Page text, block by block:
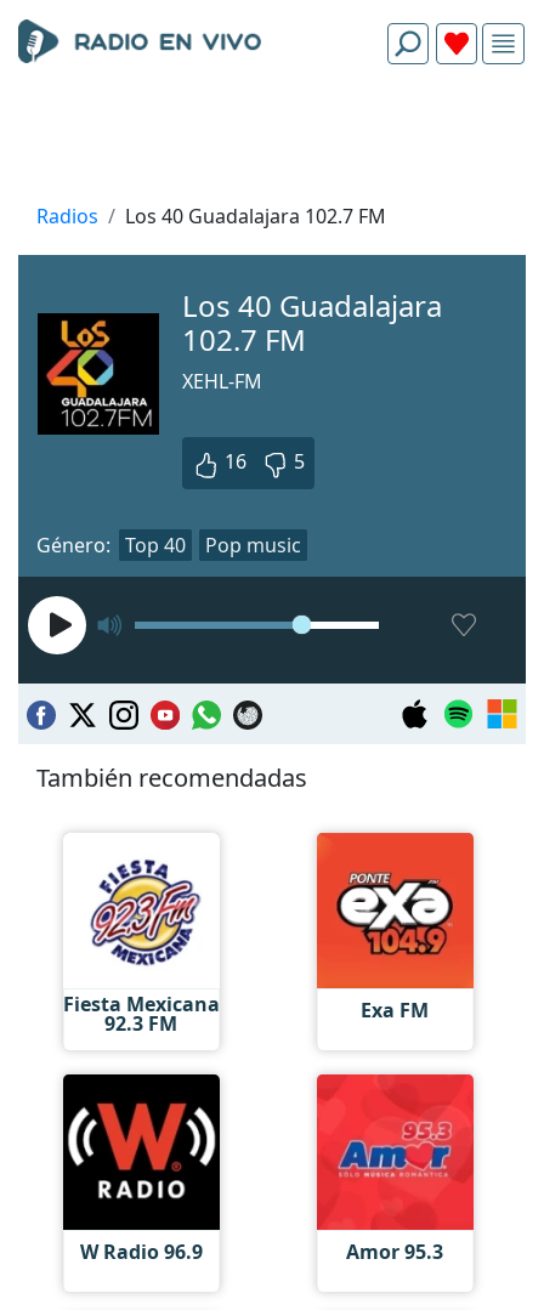
Radios Los 40 Guadalajara 102.7 FM
Los 40 Guadalajara
102.7 FM
XEHL-FM
16 5
Género: Top 40 Pop music
También recomendadas
Fiesta Mexicana
92.3 FM Exa FM
W Radio 96.9 Amor 95.3